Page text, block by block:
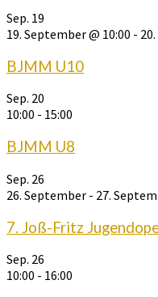
Sep. 19
19. September @ 10:00 -
BJMM U10
Sep. 20
10:00 - 15:00
BJMM U8
Sep. 26
26. September - 27.
7. Joß-Fritz
Sep. 26
10:00 - 16:00